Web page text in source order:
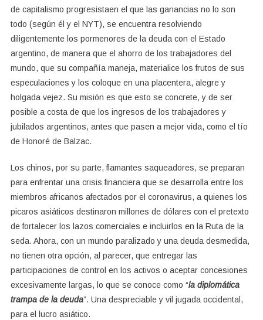
de capitalismo progresistaen el que las ganancias no lo son
todo (según él y el NYT), se encuentra resolviendo
diligentemente los pormenores de la deuda con el Estado
argentino, de manera que el ahorro de los trabajadores del
mundo, que su compañía maneja, materialice los frutos de sus
especulaciones y los coloque en una placentera, alegre y
holgada vejez. Su misión es que esto se concrete, y de ser
posible a costa de que los ingresos de los trabajadores y
jubilados argentinos, antes que pasen a mejor vida, como el tío
de Honoré de Balzac.
Los chinos, por su parte, flamantes saqueadores, se preparan
para enfrentar una crisis financiera que se desarrolla entre los
miembros africanos afectados por el coronavirus, a quienes los
picaros asiáticos destinaron millones de dólares con el pretexto
de fortalecer los lazos comerciales e incluirlos en la Ruta de la
seda. Ahora, con un mundo paralizado y una deuda desmedida,
no tienen otra opción, al parecer, que entregar las
participaciones de control en los activos o aceptar concesiones
excesivamente largas, lo que se conoce como “la diplomática
trampa de la deuda”. Una despreciable y vil jugada occidental,
para el lucro asiático.